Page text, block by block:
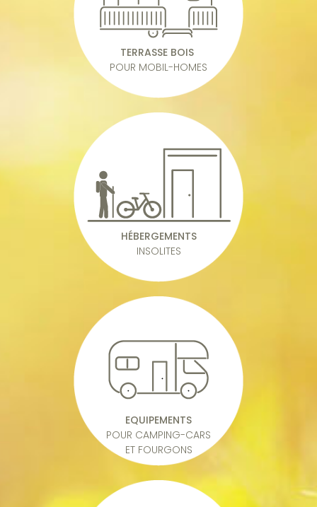
TERRASSE BOIS
POUR MOBIL-HOMES
HÉBERGEMENTS
INSOLITES
EQUIPEMENTS
POUR CAMPING-CARS
ET FOURGONS